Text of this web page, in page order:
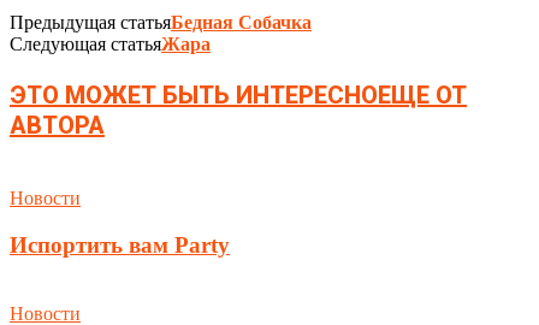
Предыдущая статьяБедная Собачка
Следующая статьяЖара
ЭТО МОЖЕТ БЫТЬ ИНТЕРЕСНОЕЩЕ ОТ
АВТОРА
Новости
Испортить вам Party
Новости